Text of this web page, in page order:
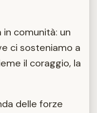
comunità: un
ci sosteniamo a
il coraggio, la
delle forze